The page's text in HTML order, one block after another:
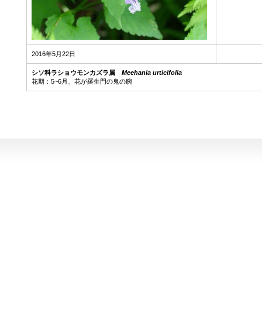
2016年5月22日
シソ科ラショウモンカズラ属 Meehania urticifolia
花期：5~6月、花が羅生門の鬼の腕